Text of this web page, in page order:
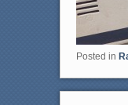
Posted in